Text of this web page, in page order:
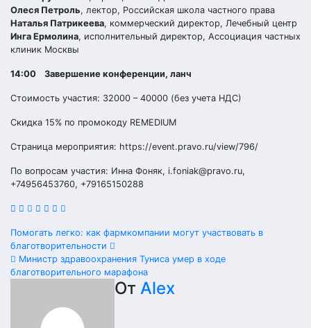
Олеся Петроль, лектор, Российская школа частного права
Наталья Патрикеева, коммерческий директор, Лечебный центр
Инга Ермолина, исполнительный директор, Ассоциация частных
клиник Москвы
14:00 Завершение конференции, ланч
Стоимость участия: 32000 – 40000 (без учета НДС)
Скидка 15% по промокоду REMEDIUM
Страница мероприятия: https://event.pravo.ru/view/796/
По вопросам участия: Инна Фоняк, i.foniak@pravo.ru,
+74956453760, +79165150288
Навигация
по
Помогать легко: как фармкомпании могут участвовать в
благотворительности
Министр здравоохранения Туниса умер в ходе
благотворительного марафона
От Alex